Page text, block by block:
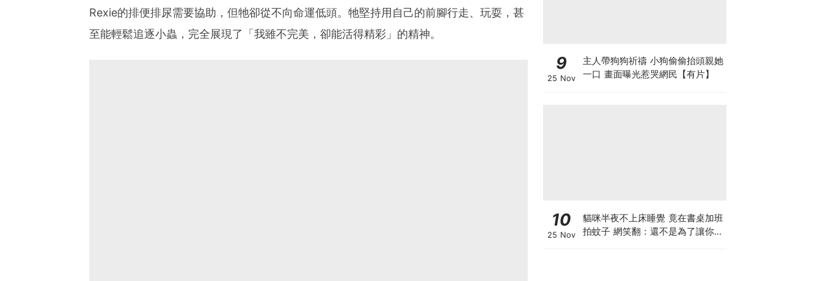
Rexie的排便排尿需要協助，但牠卻從不向命運低頭。牠堅持用自己的前腳行走、玩耍，甚
至能輕鬆追逐小蟲，完全展現了「我雖不完美，卻能活得精彩」的精神。
9
25 Nov
主人帶狗狗祈禱 小狗偷偷抬頭親她
一口 畫面曝光惹哭網民【有片】
10
25 Nov
貓咪半夜不上床睡覺 竟在書桌加班
拍蚊子 網笑翻：還不是為了讓你睡